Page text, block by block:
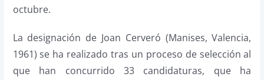
octubre.
La designación de Joan Cerveró (Manises, Valencia,
1961) se ha realizado tras un proceso de selección al
que han concurrido 33 candidaturas, que ha